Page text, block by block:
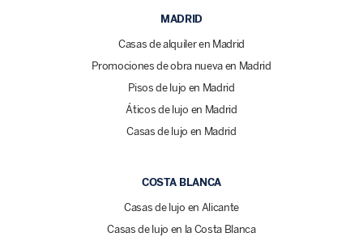
MADRID
Casas de alquiler en Madrid
Promociones de obra nueva en Madrid
Pisos de lujo en Madrid
Áticos de lujo en Madrid
Casas de lujo en Madrid
COSTA BLANCA
Casas de lujo en Alicante
Casas de lujo en la Costa Blanca